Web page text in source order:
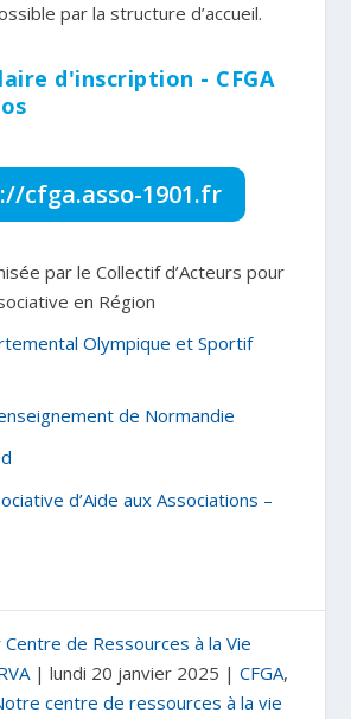
par la structure d’accueil.
d'inscription - CFGA
cfga.asso-1901.fr
par le Collectif d’Acteurs pour
en Région
Olympique et Sportif
de Normandie
d’Aide aux Associations –
Centre de Ressources à la Vie
| lundi 20 janvier 2025 | CFGA,
centre de ressources à la vie